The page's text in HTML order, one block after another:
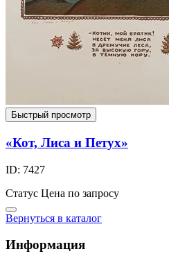
Быстрый просмотр
«Кот, Лиса и Петух»
ID: 7427
Статус Цена по запросу
Вернуться в каталог
Информация